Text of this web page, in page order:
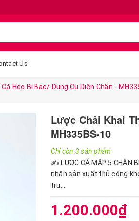
Us
Heo Bi Bạc/ Dụng Cụ Diên Chẩn -
Lược Chải Khai
MH335BS-10
Chỉ còn 3 sản phẩm
✍️ LƯỢC CÁ MẬP 5 CHÂN
nhân sản xuất thủ công
tru,...
1.200.000₫